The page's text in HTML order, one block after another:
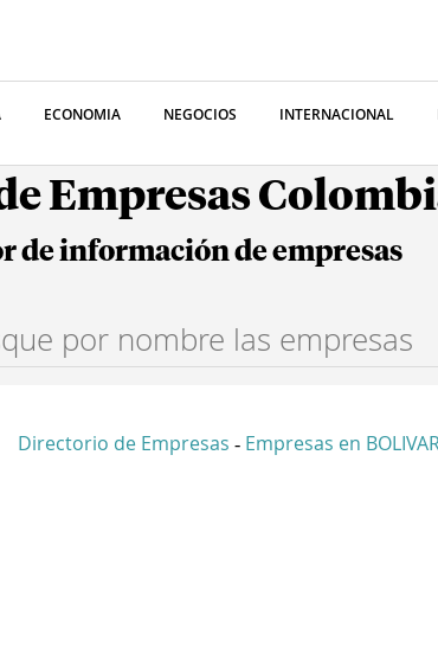
ECONOMIA NEGOCIOS INTERNACIONAL
Empresas
de información de empresas
Directorio de Empresas - Empresas en